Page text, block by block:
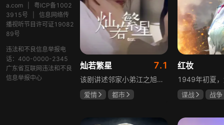
a.com
粤ICP备1002
3915号
信息网络传
播视听节目许可证19082
89号
违法和不良信息举报电
话：400-0000-2345
广东省互联网违法和不良
信息举报中心
灿若繁星 7.1
该剧讲述邻家小弟江之旭留学归来，竟成了夏千星的顶头上司。从小管着江之旭、事事压他一头的夏千星无法接受，两人互不服气，在公司内外明争暗斗。江之旭借职位刁难夏千星，夏千星则用姐姐身份压制他，然而夏千星不知道，江之旭拼尽全力坐上这个位子，就是为了陪在她身边保护她。
爱情
都市
红妆
谍战
战争